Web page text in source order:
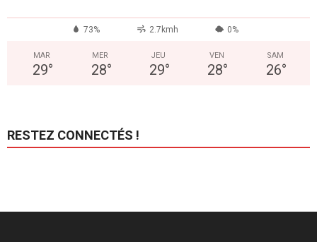
73% 2.7kmh 0%
MAR
29°
MER
28°
JEU
29°
VEN
28°
SAM
26°
RESTEZ CONNECTÉS !